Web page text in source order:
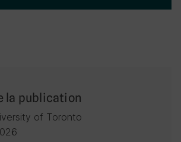
la publication
of Toronto